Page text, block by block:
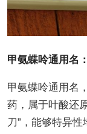
甲氨蝶呤通用名
甲氨蝶呤通用名
药，属于叶酸还
刀”，能够特异